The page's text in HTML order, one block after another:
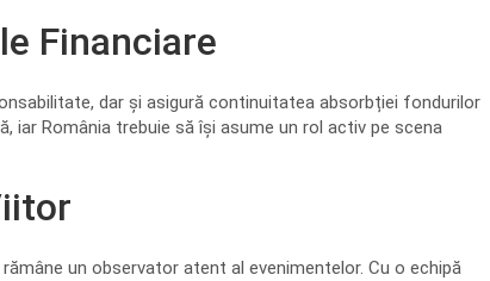
Financiare
dar și asigură continuitatea absorbției fondurilor
iar România trebuie să își asume un rol activ pe scena
un observator atent al evenimentelor. Cu o echipă